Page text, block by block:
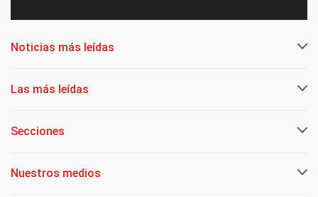
Noticias más leídas
Las más leídas
Secciones
Nuestros medios